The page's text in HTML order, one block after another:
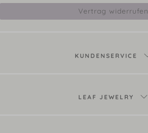
Vertrag widerrufen
KUNDENSERVICE
LEAF JEWELRY